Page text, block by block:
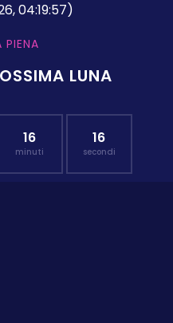
04:19:57)
LUNA
16
minuti
15
secondi